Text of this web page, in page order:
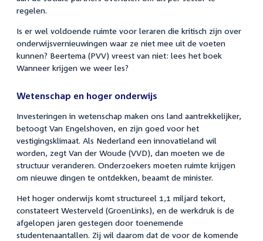
regelen.
Is er wel voldoende ruimte voor leraren die kritisch zijn over
onderwijsvernieuwingen waar ze niet mee uit de voeten
kunnen? Beertema (PVV) vreest van niet: lees het boek
Wanneer krijgen we weer les?
Wetenschap en hoger onderwijs
Investeringen in wetenschap maken ons land aantrekkelijker,
betoogt Van Engelshoven, en zijn goed voor het
vestigingsklimaat. Als Nederland een innovatieland wil
worden, zegt Van der Woude (VVD), dan moeten we de
structuur veranderen. Onderzoekers moeten ruimte krijgen
om nieuwe dingen te ontdekken, beaamt de minister.
Het hoger onderwijs komt structureel 1,1 miljard tekort,
constateert Westerveld (GroenLinks), en de werkdruk is de
afgelopen jaren gestegen door toenemende
studentenaantallen. Zij wil daarom dat de voor de komende